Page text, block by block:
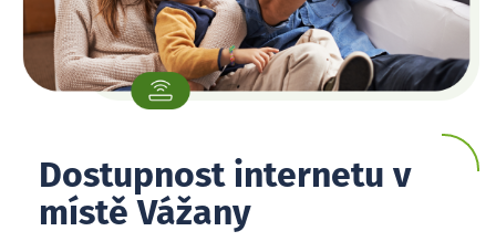
Dostupnost internetu v
místě Vážany